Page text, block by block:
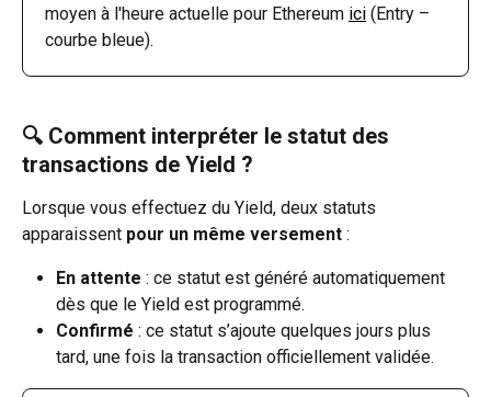
moyen à l'heure actuelle pour Ethereum ici (Entry –
courbe bleue).
🔍 Comment interpréter le statut des
transactions de Yield ?
Lorsque vous effectuez du Yield, deux statuts
apparaissent pour un même versement :
En attente : ce statut est généré automatiquement
dès que le Yield est programmé.
Confirmé : ce statut s’ajoute quelques jours plus
tard, une fois la transaction officiellement validée.